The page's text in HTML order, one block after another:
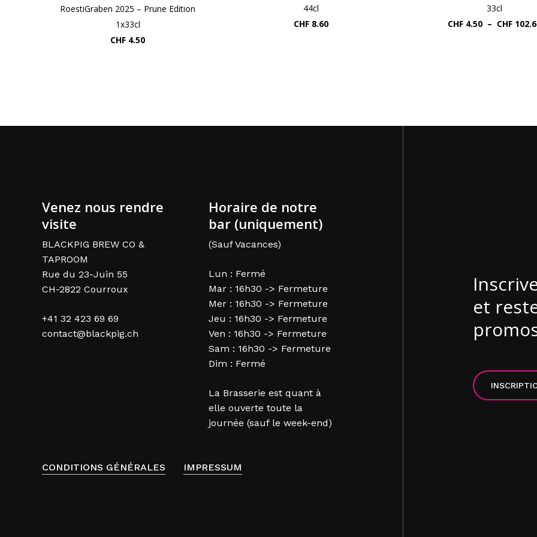
RoestiGraben 2025 – Prune Edition
1x33cl
CHF 4.50
44cl
CHF 8.60
33cl
CHF 4.50 – CHF
Venez nous rendre
visite
BLACKPIG BREW CO &
TAPROOM
Rue du 23-Juin 55
CH-2822 Courroux
+41 32 423 69 69
contact@blackpig.ch
Horaire de notre
bar (uniquement)
(Sauf Vacances)
Lun : Fermé
Mar : 16h30 -> Fermeture
Mer : 16h30 -> Fermeture
Jeu : 16h30 -> Fermeture
Ven : 16h30 -> Fermeture
Sam : 16h30 -> Fermeture
Dim : Fermé
La Brasserie est quant à
elle ouverte toute la
journée (sauf le week-end)
CONDITIONS GÉNÉRALES IMPRESSUM
et